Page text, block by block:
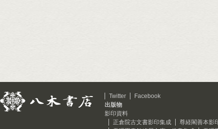
Twitter
Facebook
出版物
影印資料
正倉院古文書影印集成
尊経閣善本影